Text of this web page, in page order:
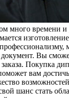
много времени
Вы
Покупка
вам
шанс стать